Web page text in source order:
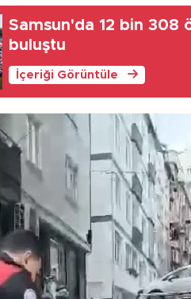
Samsun'da 12 bin 308
buluştu
İçeriği Görüntüle